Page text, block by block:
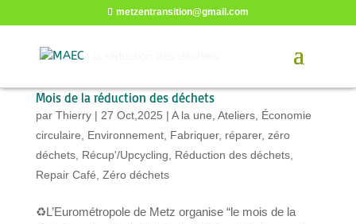
metzentransition@gmail.com
Mois de la réduction des déchets
par Thierry| 27 Oct,2025 | A la une Ateliers, Économie
circulaire
Environnement, Fabriquer, réparer, zéro
déchets, Récup'/Upcycling Réduction des déchets,
Repair Café Zéro déchets
♻️L’Eurométropole de Metz organise “le mois de la